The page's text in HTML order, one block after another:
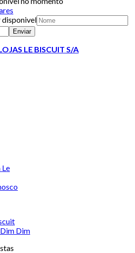
disponivel
Enviar
LE BISCUIT S/A
Dim